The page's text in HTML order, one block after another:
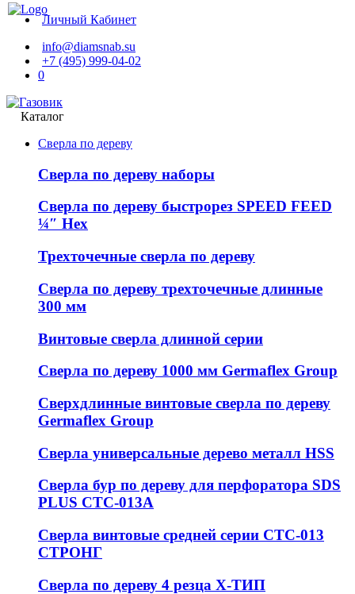
Личный Кабинет
info@diamsnab.su
+7 (495) 999-04-02
0
Каталог
Сверла по дереву
Сверла по дереву наборы
Сверла по дереву быстрорез SPEED FEED
¼″ Hex
Трехточечные сверла по дереву
Сверла по дереву трехточечные длинные
300 мм
Винтовые сверла длинной серии
Сверла по дереву 1000 мм Germaflex Group
Сверхдлинные винтовые сверла по дереву
Germaflex Group
Сверла универсальные дерево металл HSS
Cверла бур по дереву для перфоратора SDS
PLUS СТС-013А
Сверла винтовые средней серии СТС-013
СТРОНГ
Сверла по дереву 4 резца Х-ТИП